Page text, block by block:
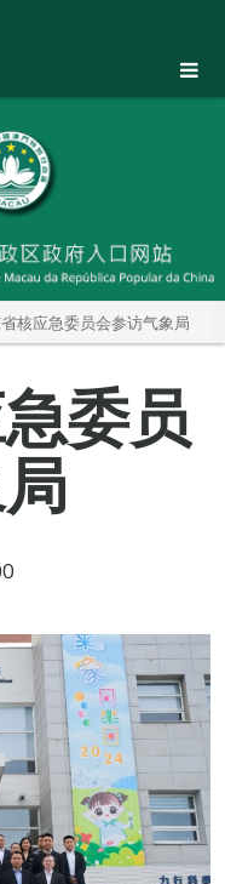
核应急委员会参访气象局
委员